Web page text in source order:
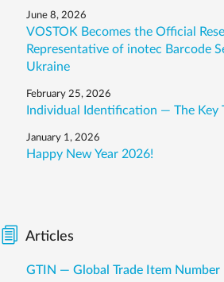
June 8, 2026
VOSTOK Becomes the Official
Representative of inotec Barcode
Ukraine
February 25, 2026
Individual Identification — The Key
January 1, 2026
Happy New Year 2026!
Articles
GTIN — Global Trade Item Number